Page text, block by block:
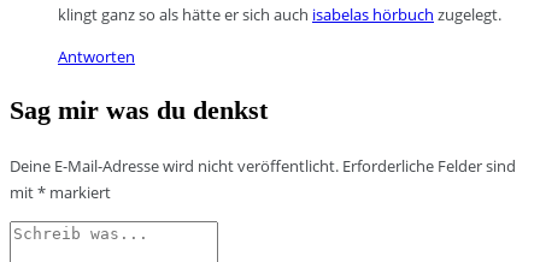
klingt ganz so als hätte er sich auch isabelas hörbuch zugelegt.
Antworten
Sag mir was du denkst
Deine E-Mail-Adresse wird nicht veröffentlicht. Erforderliche Felder sind
mit* markiert